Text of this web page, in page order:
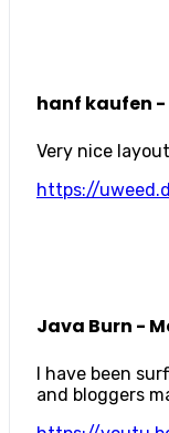
hanf kaufen -
Very nice
https://
Java Burn -
I have been
and bloggers